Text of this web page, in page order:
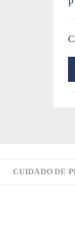
CUIDADO DE